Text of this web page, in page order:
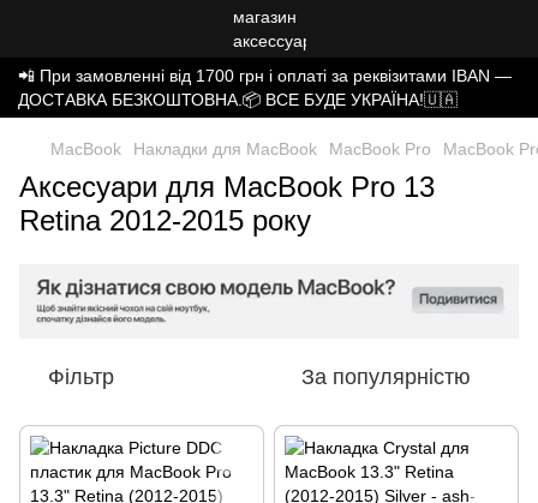
📲 При замовленні від 1700 грн і оплаті за реквізитами IBAN —
ДОСТАВКА БЕЗКОШТОВНА.📦 ВСЕ БУДЕ УКРАЇНА!🇺🇦
MacBook Накладки для MacBook MacBook Pro MacBook
Аксесуари для MacBook Pro 13
Retina 2012-2015 року
Фільтр За популярністю